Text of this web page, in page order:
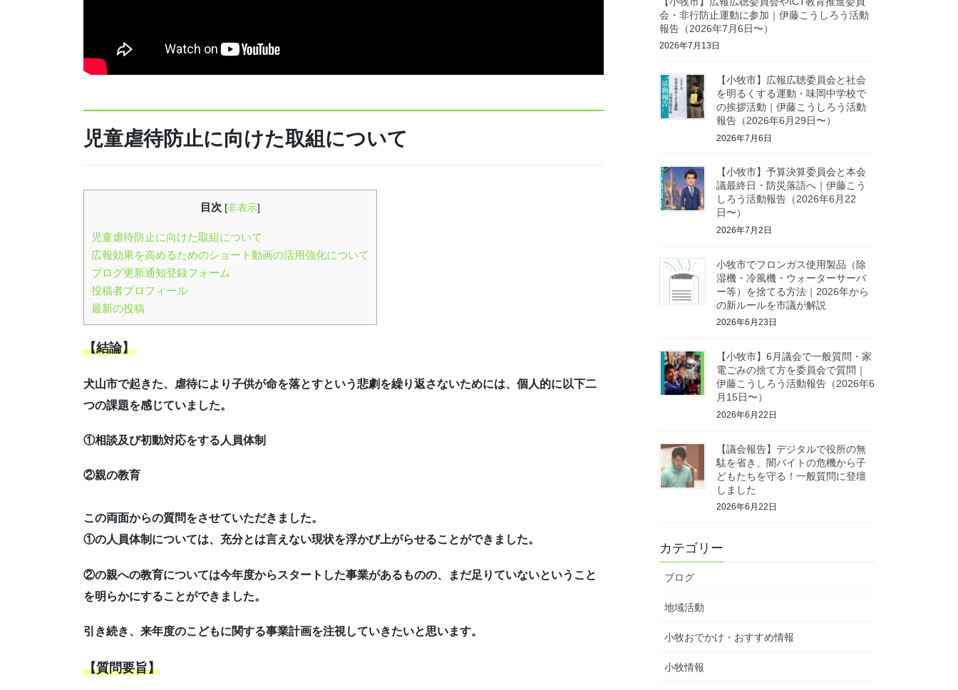
児童虐待防止に向けた取組について
目次 [非表示]
児童虐待防止に向けた取組について
広報効果を高めるためのショート動画の活用強化について
ブログ更新通知登録フォーム
投稿者プロフィール
最新の投稿
【結論】
犬山市で起きた、虐待により子供が命を落とすという悲劇を繰り返さないためには、個人的に以下二
つの課題を感じていました。
①相談及び初動対応をする人員体制
②親の教育
この両面からの質問をさせていただきました。
①の人員体制については、充分とは言えない現状を浮かび上がらせることができました。
②の親への教育については今年度からスタートした事業があるものの、まだ足りていないということ
を明らかにすることができました。
引き続き、来年度のこどもに関する事業計画を注視していきたいと思います。
【質問要旨】
会・非行防止運動に参加｜伊藤こうしろう活動
報告（2026年7月6日〜）
2026年7月13日
【小牧市】広報広聴委員会と社会
を明るくする運動・味岡中学校で
の挨拶活動｜伊藤こうしろう活動
報告（2026年6月29日〜）
2026年7月6日
【小牧市】予算決算委員会と本会
議最終日・防災落語へ｜伊藤こう
しろう活動報告（2026年6月22
日〜）
2026年7月2日
小牧市でフロンガス使用製品（除
湿機・冷風機・ウォーターサーバ
ー等）を捨てる方法｜2026年から
の新ルールを市議が解説
2026年6月23日
【小牧市】6月議会で一般質問・家
電ごみの捨て方を委員会で質問｜
伊藤こうしろう活動報告（2026年6
月15日〜）
2026年6月22日
【議会報告】デジタルで役所の無
駄を省き、闇バイトの危機から子
どもたちを守る！一般質問に登壇
しました
2026年6月22日
カテゴリー
ブログ
地域活動
小牧おでかけ・おすすめ情報
小牧情報